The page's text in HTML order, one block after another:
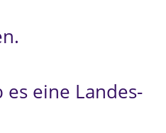
eine Landes-